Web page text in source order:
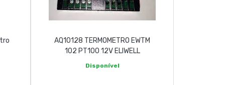
AQ10128 TERMOMETRO EWTM
102 PT100 12V ELIWELL
Disponível